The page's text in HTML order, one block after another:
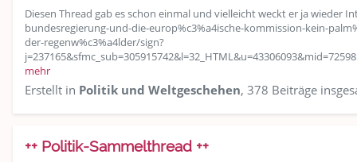
Diesen Thread gab es schon einmal und vielleicht weckt er ja wieder
bundesregierung-und-die-europ%c3%a4ische-kommission-kein-
der-regenw%c3%a4lder/sign?
mehr
Erstellt in Politik und Weltgeschehen, 378 Beiträge
++ Politik-Sammelthread ++